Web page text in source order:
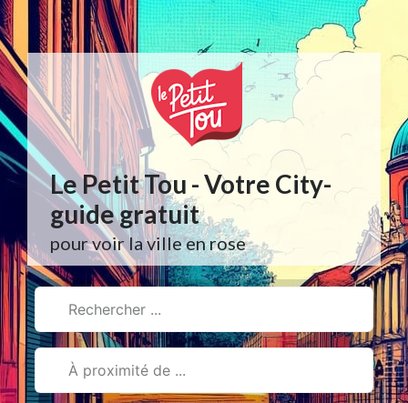
Aller
au
contenu
Le Petit Tou - Votre City-
guide gratuit
pour voir la ville en rose